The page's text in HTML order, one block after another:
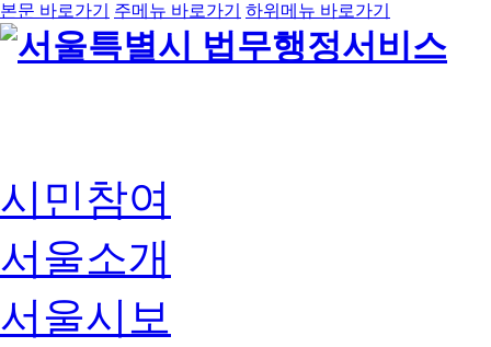
본문 바로가기 주메뉴 바로가기 하위메뉴 바로가기
시민참여
서울소개
서울시보